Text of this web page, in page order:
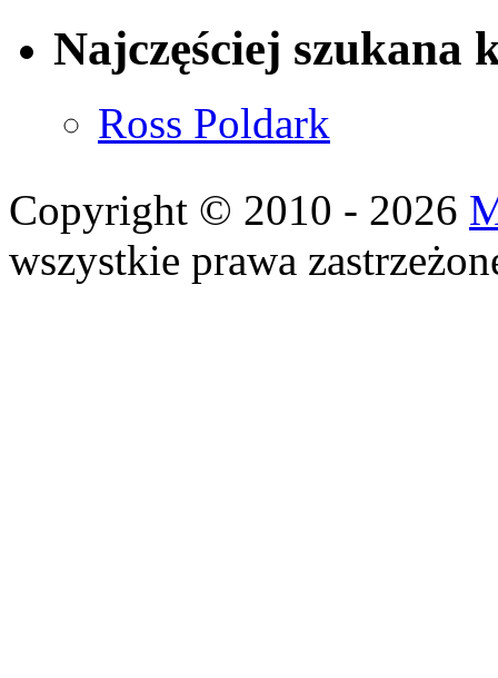
Najczęściej szukana
Ross Poldark
Copyright © 2010 - 2026
wszystkie prawa